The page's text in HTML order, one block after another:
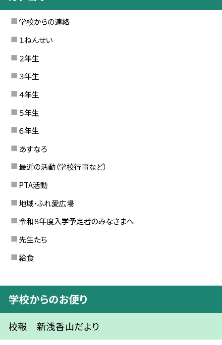
学校からの連絡
１ねんせい
２年生
３年生
４年生
５年生
６年生
あすなろ
最近の活動（学校行事など）
PTA活動
地域・ふれ愛広場
令和８年度入学予定者のみなさまへ
先生たち
給食
学校からのお便り
校報 新浅香山だより